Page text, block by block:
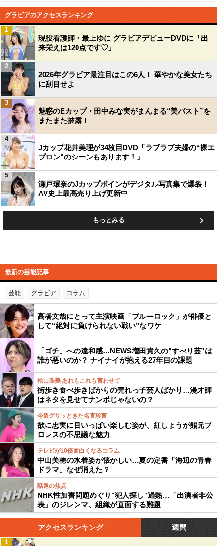
グラビアのアクセスランキング
現役看護師・最上ゆに グラビアデビューDVDに「出
来栄えは120点です♡」
1
2026年グラビア最注目はこの6人！ 華やかな美女たち
に刮目せよ
2
魅惑のEカップ・田中みな実がまんまる“美バスト”を
またまた披露！
3
Jカップ花井美理が34枚目DVD「ラブラブ夫婦の“裸エ
プロン”のシーンもあります！」
4
瀬戸環奈のJカップボインがデジタル写真集で爆裂！
AV史上最高売り上げ更新中
5
もっとみる
最新の芸能記事
芸能 グラビア コラム
高橋文哉にとって主演映画「ブルーロック」が俳優と
して“絶対に負けられない戦い”なワケ
「ゴチ」への違和感…NEWS増田貴久の“すべり芸”は
誰が悪いのか？ ナイナイが抱える27年目の課題
桧山珠美 あれもこれも言わせて
街歩き食べ歩きばかりの売れっ子芸人ばかり…漫才師
はネタを見せてナンボじゃないの？
今週グサッときた名言珍言
欲に忠実に目いっぱい楽しむ姿が、紅しょうが熊元プ
ロレスの不思議な魅力
テレビが10倍面白くなるコラム
中山美穂の水着姿が懐かしい…夏の定番「海辺の青春
ドラマ」なぜ消えた？
話題の焦点
NHK性加害問題めぐり"犯人探し”過熱…「出演者非公
表」のジレンマ、組織が直面する難題
アクセスランキング 週間
1